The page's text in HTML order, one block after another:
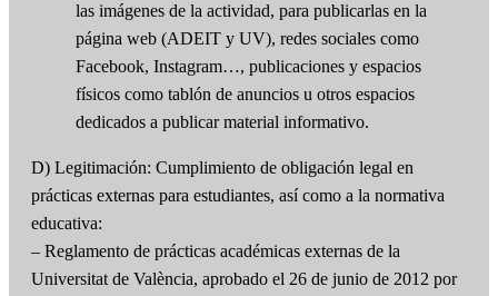
las imágenes de la actividad, para publicarlas en la
página web (ADEIT y UV), redes sociales como
Facebook, Instagram…, publicaciones y espacios
físicos como tablón de anuncios u otros espacios
dedicados a publicar material informativo.
D) Legitimación: Cumplimiento de obligación legal en
prácticas externas para estudiantes, así como a la normativa
educativa:
– Reglamento de prácticas académicas externas de la
Universitat de València, aprobado el 26 de junio de 2012 por